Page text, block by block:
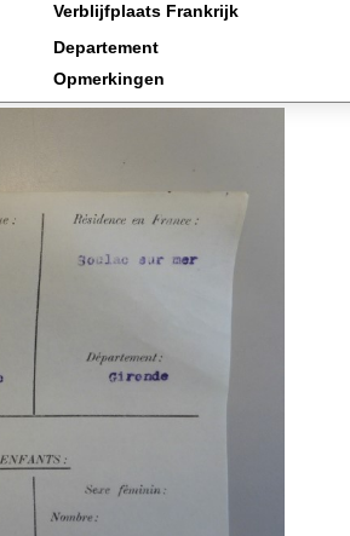
Verblijfplaats Frankrijk
Departement
Opmerkingen